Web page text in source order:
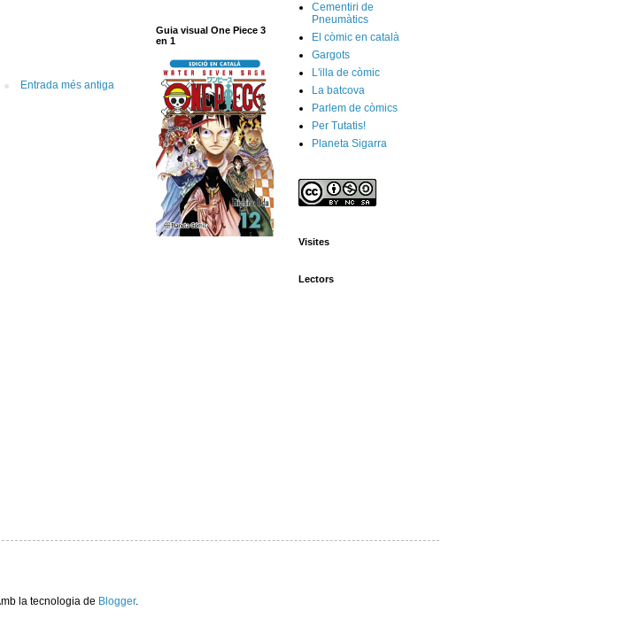
Entrada més antiga
Guia visual One Piece 3
en 1
Cementiri de
Pneumàtics
El còmic en català
Gargots
L'illa de còmic
La batcova
Parlem de còmics
Per Tutatis!
Planeta Sigarra
Visites
Lectors
la tecnologia de Blogger.